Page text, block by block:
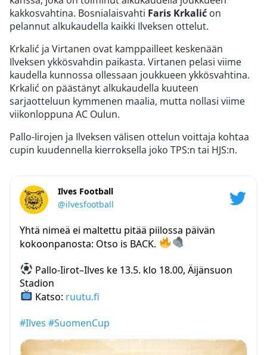
kakkosvahtina. Bosnialaisvahti Faris Krkalić on
pelannut alkukaudella kaikki Ilveksen ottelut.
Krkalić ja Virtanen ovat kamppailleet keskenään
Ilveksen ykkösvahdin paikasta. Virtanen pelasi viime
kaudella kunnossa ollessaan joukkueen ykkösvahtina.
Krkalić on päästänyt alkukaudella kuuteen
sarjaotteluun kymmenen maalia, mutta nollasi viime
viikonloppuna AC Oulun.
Pallo-Iirojen ja Ilveksen välisen ottelun voittaja kohtaa
cupin kuudennella kierroksella joko TPS:n tai HJS:n.
Ilves Football
@ilvesfootball
Yhtä nimeä ei maltettu pitää piilossa päivän
kokoonpanosta: Otso is BACK.
Pallo-Iirot–Ilves ke 13.5. klo 18.00, Äijänsuon
Stadion
Katso: ruutu.fi
#Ilves #SuomenCup